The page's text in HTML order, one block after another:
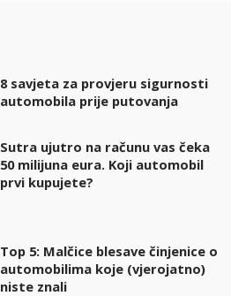
8 savjeta za provjeru sigurnosti
automobila prije putovanja
Sutra ujutro na računu vas čeka
50 milijuna eura. Koji automobil
prvi kupujete?
Top 5: Malčice blesave činjenice o
automobilima koje (vjerojatno)
niste znali